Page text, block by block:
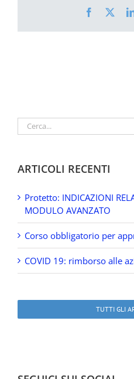
Facebook
Cerca
per:
ARTICOLI RECENTI
Protetto: INDICAZIONI
MODULO AVANZATO
Corso obbligatorio per
COVID 19: rimborso alle
TUTTI GLI